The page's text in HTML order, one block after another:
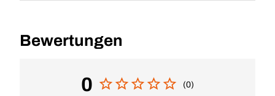
Bewertungen
0 (0)